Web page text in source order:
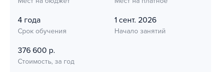
4 года
Срок обучения
1 сент. 2026
Начало занятий
376 600 р.
Стоимость, за год